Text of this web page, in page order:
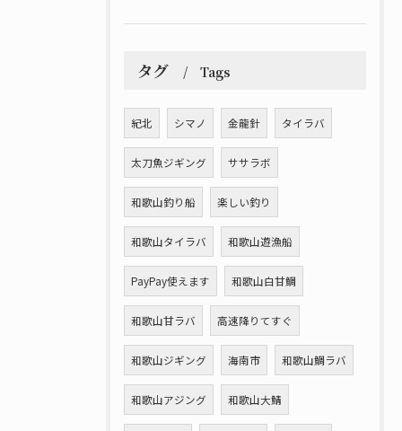
タグ Tags
紀北 シマノ 金龍針 タイラバ
太刀魚ジギング ササラボ
和歌山釣り船 楽しい釣り
和歌山タイラバ 和歌山遊漁船
PayPay使えます 和歌山白甘鯛
和歌山甘ラバ 高速降りてすぐ
和歌山ジギング 海南市 和歌山鯛ラバ
和歌山アジング 和歌山大鯖